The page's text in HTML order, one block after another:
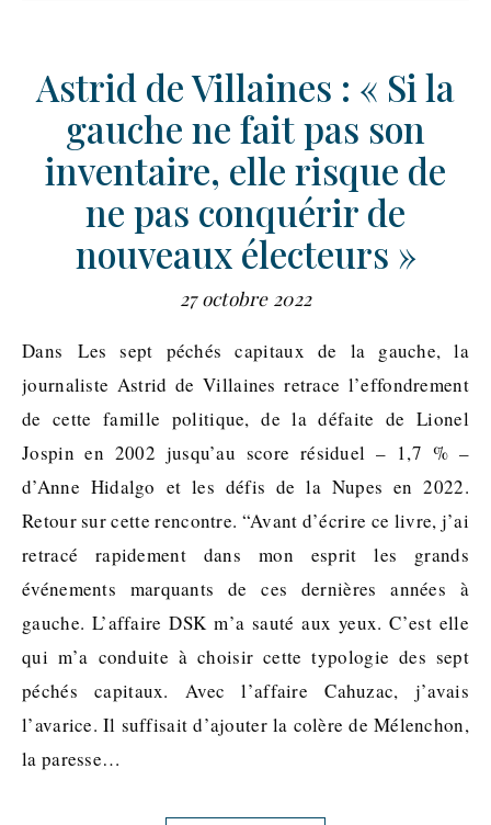
Astrid de Villaines : « Si la
gauche ne fait pas son
inventaire, elle risque de
ne pas conquérir de
nouveaux électeurs »
27 octobre 2022
Dans Les sept péchés capitaux de la gauche, la
journaliste Astrid de Villaines retrace l’effondrement
de cette famille politique, de la défaite de Lionel
Jospin en 2002 jusqu’au score résiduel – 1,7 % –
d’Anne Hidalgo et les défis de la Nupes en 2022.
Retour sur cette rencontre. “Avant d’écrire ce livre, j’ai
retracé rapidement dans mon esprit les grands
événements marquants de ces dernières années à
gauche. L’affaire DSK m’a sauté aux yeux. C’est elle
qui m’a conduite à choisir cette typologie des sept
péchés capitaux. Avec l’affaire Cahuzac, j’avais
l’avarice. Il suffisait d’ajouter la colère de Mélenchon,
la paresse…